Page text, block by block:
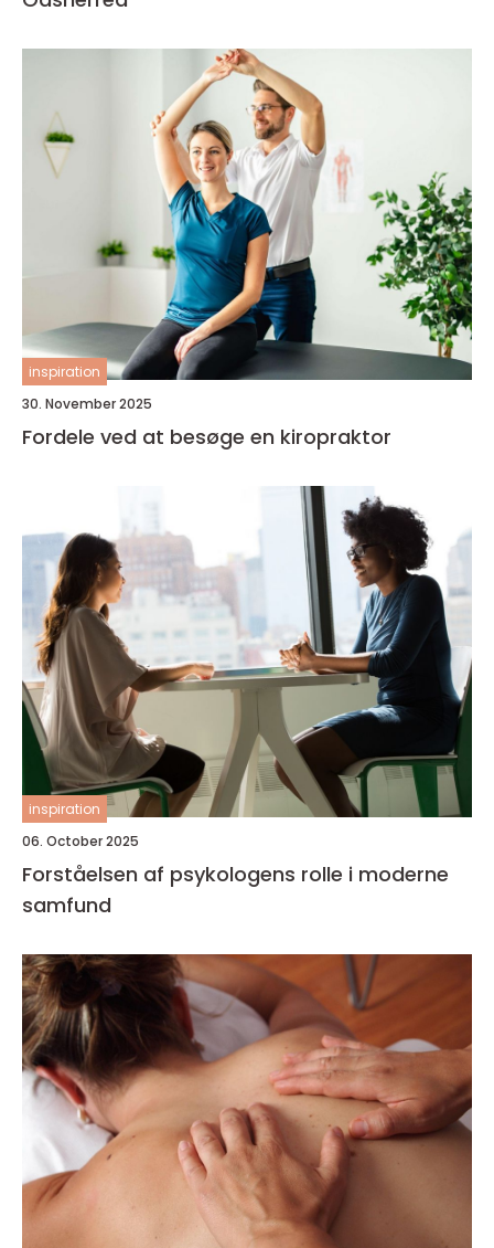
inspiration
30. November 2025
Fordele ved at besøge en kiropraktor
inspiration
06. October 2025
Forståelsen af psykologens rolle i moderne
samfund